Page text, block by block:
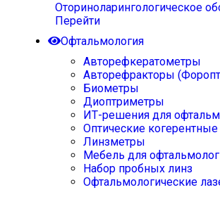
Оториноларингологическое
Перейти
Офтальмология
Авторефкератометры
Авторефракторы
Биометры
Диоптриметры
ИТ-решения для
Оптические
Линзметры
Мебель для
Набор пробных линз
Офтальмологические